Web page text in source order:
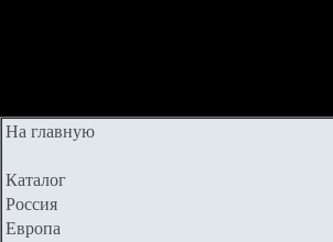
На главную
Каталог
Россия
Европа